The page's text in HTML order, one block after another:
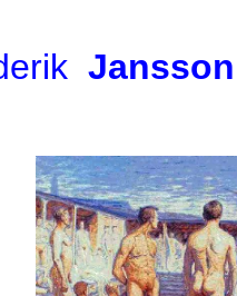
Jansson